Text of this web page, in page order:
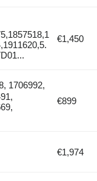
€1,450
1706992,
€899
€1,974